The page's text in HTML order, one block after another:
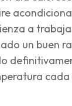
a
un buen
cada